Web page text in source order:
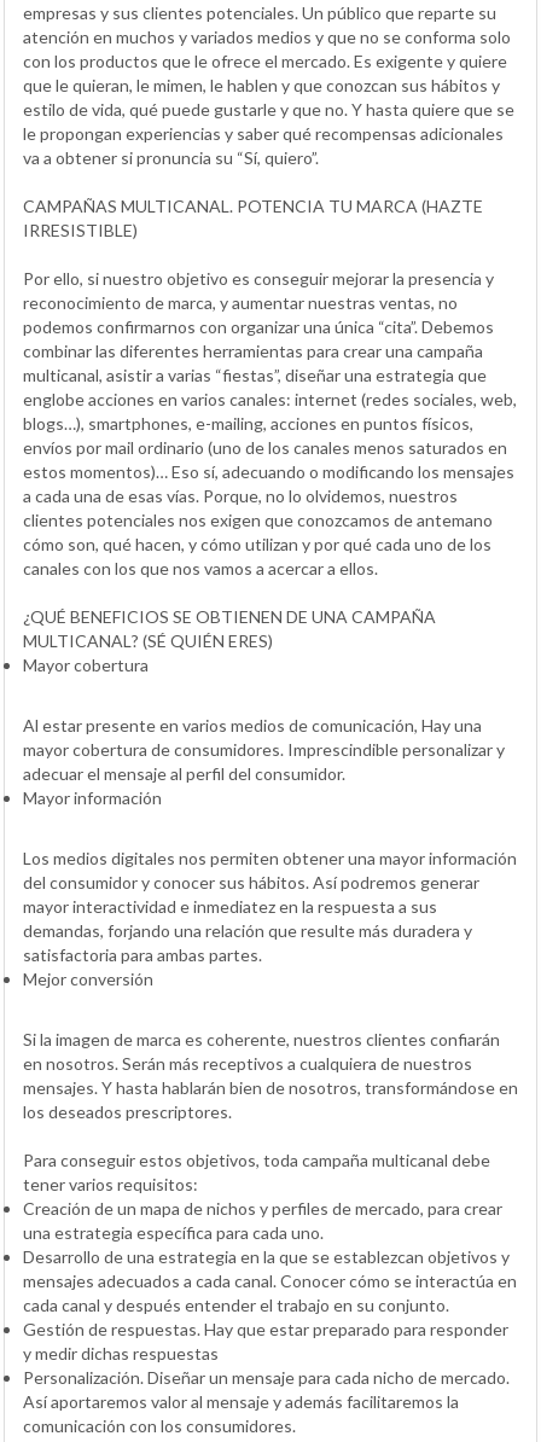
empresas y sus clientes potenciales. Un público que reparte su
atención en muchos y variados medios y que no se conforma solo
con los productos que le ofrece el mercado. Es exigente y quiere
que le quieran, le mimen, le hablen y que conozcan sus hábitos y
estilo de vida, qué puede gustarle y que no. Y hasta quiere que se
le propongan experiencias y saber qué recompensas adicionales
va a obtener si pronuncia su “Sí, quiero”.
CAMPAÑAS MULTICANAL. POTENCIA TU MARCA (HAZTE
IRRESISTIBLE)
Por ello, si nuestro objetivo es conseguir mejorar la presencia y
reconocimiento de marca, y aumentar nuestras ventas, no
podemos confirmarnos con organizar una única “cita”. Debemos
combinar las diferentes herramientas para crear una campaña
multicanal, asistir a varias “fiestas”, diseñar una estrategia que
englobe acciones en varios canales: internet (redes sociales, web,
blogs…), smartphones, e-mailing, acciones en puntos físicos,
envíos por mail ordinario (uno de los canales menos saturados en
estos momentos)… Eso sí, adecuando o modificando los mensajes
a cada una de esas vías. Porque, no lo olvidemos, nuestros
clientes potenciales nos exigen que conozcamos de antemano
cómo son, qué hacen, y cómo utilizan y por qué cada uno de los
canales con los que nos vamos a acercar a ellos.
¿QUÉ BENEFICIOS SE OBTIENEN DE UNA CAMPAÑA
MULTICANAL? (SÉ QUIÉN ERES)
Mayor cobertura
Al estar presente en varios medios de comunicación, Hay una
mayor cobertura de consumidores. Imprescindible personalizar y
adecuar el mensaje al perfil del consumidor.
Mayor información
Los medios digitales nos permiten obtener una mayor información
del consumidor y conocer sus hábitos. Así podremos generar
mayor interactividad e inmediatez en la respuesta a sus
demandas, forjando una relación que resulte más duradera y
satisfactoria para ambas partes.
Mejor conversión
Si la imagen de marca es coherente, nuestros clientes confiarán
en nosotros. Serán más receptivos a cualquiera de nuestros
mensajes. Y hasta hablarán bien de nosotros, transformándose en
los deseados prescriptores.
Para conseguir estos objetivos, toda campaña multicanal debe
tener varios requisitos:
Creación de un mapa de nichos y perfiles de mercado, para crear
una estrategia específica para cada uno.
Desarrollo de una estrategia en la que se establezcan objetivos y
mensajes adecuados a cada canal. Conocer cómo se interactúa en
cada canal y después entender el trabajo en su conjunto.
Gestión de respuestas. Hay que estar preparado para responder
y medir dichas respuestas
Personalización. Diseñar un mensaje para cada nicho de mercado.
Así aportaremos valor al mensaje y además facilitaremos la
comunicación con los consumidores.